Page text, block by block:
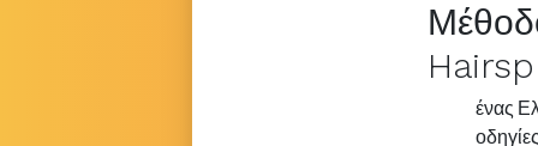
ένας